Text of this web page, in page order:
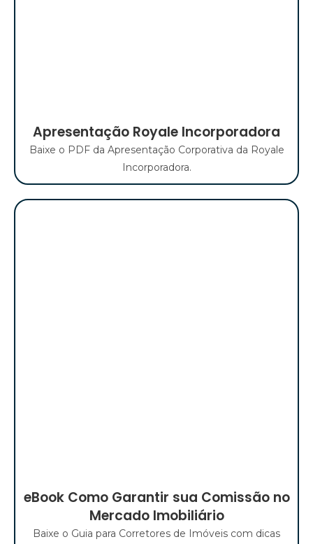
Apresentação Royale Incorporadora​
Baixe o PDF da Apresentação Corporativa da Royale
Incorporadora.
eBook Como Garantir sua Comissão no
Mercado Imobiliário
Baixe o Guia para Corretores de Imóveis com dicas